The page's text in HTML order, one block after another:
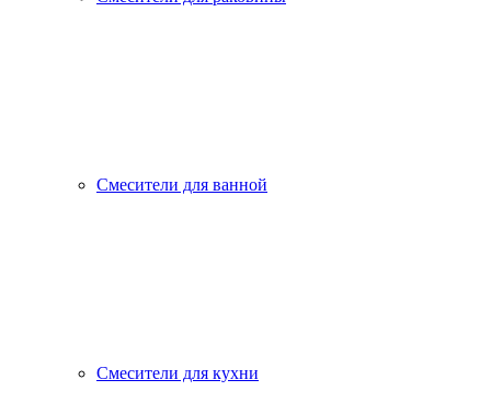
Смесители для ванной
Смесители для кухни